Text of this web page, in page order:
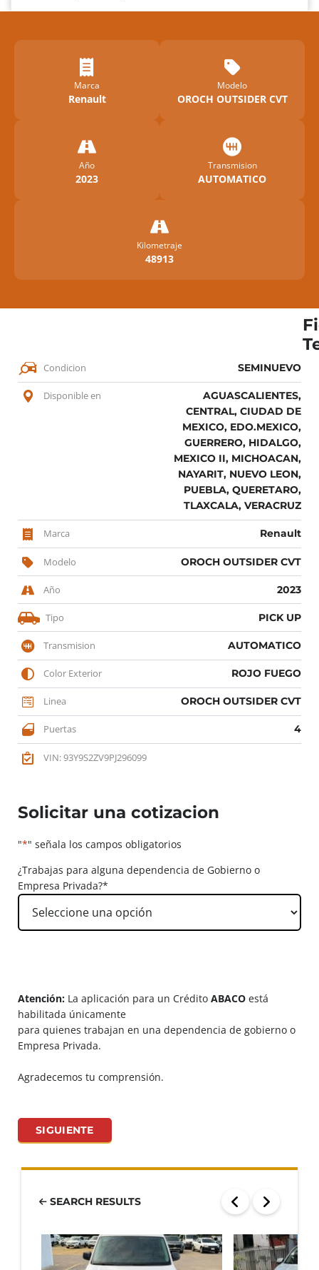
Marca
Renault
Modelo
OROCH OUTSIDER CVT
Año
2023
Transmision
AUTOMATICO
Kilometraje
48913
Condicion SEMINUEVO
Disponible en
AGUASCALIENTES,
CENTRAL, CIUDAD DE
MEXICO, EDO.MEXICO,
GUERRERO, HIDALGO,
MEXICO II, MICHOACAN,
NAYARIT, NUEVO LEON,
PUEBLA, QUERETARO,
TLAXCALA, VERACRUZ
Marca Renault
Modelo OROCH OUTSIDER CVT
Año 2023
Tipo PICK UP
Transmision AUTOMATICO
Color Exterior ROJO FUEGO
Linea OROCH OUTSIDER CVT
Puertas 4
VIN: 93Y9S2ZV9PJ296099
Solicitar una cotizacion
"*" señala los campos obligatorios
¿Trabajas para alguna dependencia de Gobierno o
Empresa Privada?*
Atención: La aplicación para un Crédito ABACO está
habilitada únicamente
para quienes trabajan en una dependencia de gobierno o
Empresa Privada.
Agradecemos tu comprensión.
SIGUIENTE
SEARCH RESULTS